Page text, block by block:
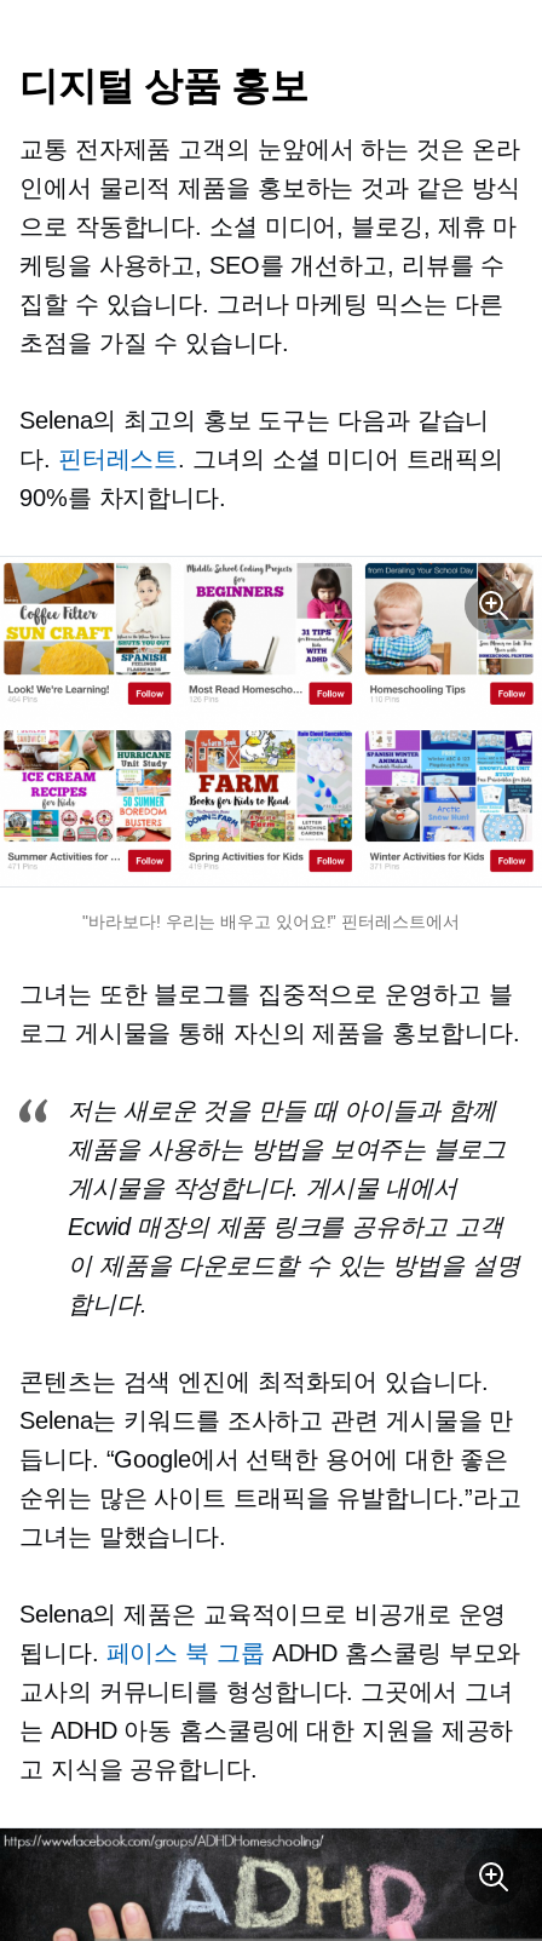
디지털 상품 홍보
교통 전자제품 고객의 눈앞에서 하는 것은 온라
인에서 물리적 제품을 홍보하는 것과 같은 방식
으로 작동합니다. 소셜 미디어, 블로깅, 제휴 마
케팅을 사용하고, SEO를 개선하고, 리뷰를 수
집할 수 있습니다. 그러나 마케팅 믹스는 다른
초점을 가질 수 있습니다.
Selena의 최고의 홍보 도구는 다음과 같습니
다. 핀터레스트. 그녀의 소셜 미디어 트래픽의
90%를 차지합니다.
"바라보다! 우리는 배우고 있어요!” 핀터레스트에서
그녀는 또한 블로그를 집중적으로 운영하고 블
로그 게시물을 통해 자신의 제품을 홍보합니다.
저는 새로운 것을 만들 때 아이들과 함께
제품을 사용하는 방법을 보여주는 블로그
게시물을 작성합니다. 게시물 내에서
Ecwid 매장의 제품 링크를 공유하고 고객
이 제품을 다운로드할 수 있는 방법을 설명
합니다.
콘텐츠는 검색 엔진에 최적화되어 있습니다.
Selena는 키워드를 조사하고 관련 게시물을 만
듭니다. “Google에서 선택한 용어에 대한 좋은
순위는 많은 사이트 트래픽을 유발합니다.”라고
그녀는 말했습니다.
Selena의 제품은 교육적이므로 비공개로 운영
됩니다. 페이스 북 그룹 ADHD 홈스쿨링 부모와
교사의 커뮤니티를 형성합니다. 그곳에서 그녀
는 ADHD 아동 홈스쿨링에 대한 지원을 제공하
고 지식을 공유합니다.